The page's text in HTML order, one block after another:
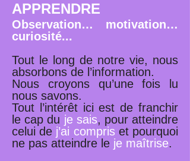
APPRENDRE
Observation… motivation…
curiosité...
Tout le long de notre vie, nous
absorbons de l’information.
Nous croyons qu’une fois lu
nous savons.
Tout l’intérêt ici est de franchir
le cap du je sais, pour atteindre
celui de j’ai compriset pourquoi
ne pas atteindre le je maîtrise.